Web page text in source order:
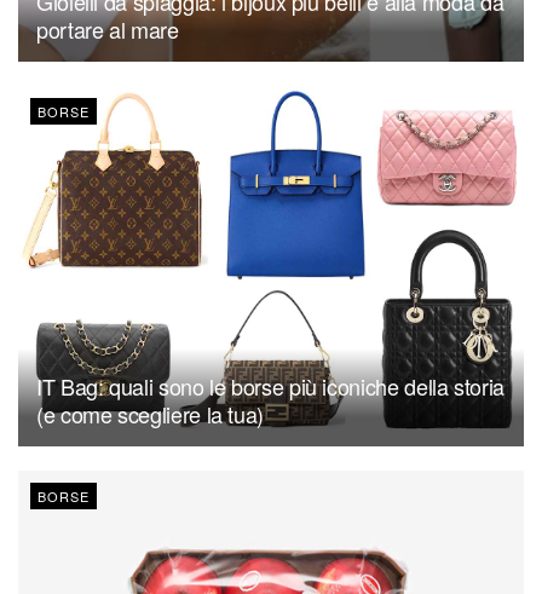
portare al mare
BORSE
IT Bag: quali sono le borse più iconiche della storia
(e come scegliere la tua)
BORSE